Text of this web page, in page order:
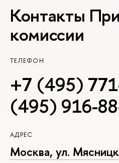
Контакты
комиссии
ТЕЛЕФОН
+7 (495)
(495) 916-
АДРЕС
Москва, ул.